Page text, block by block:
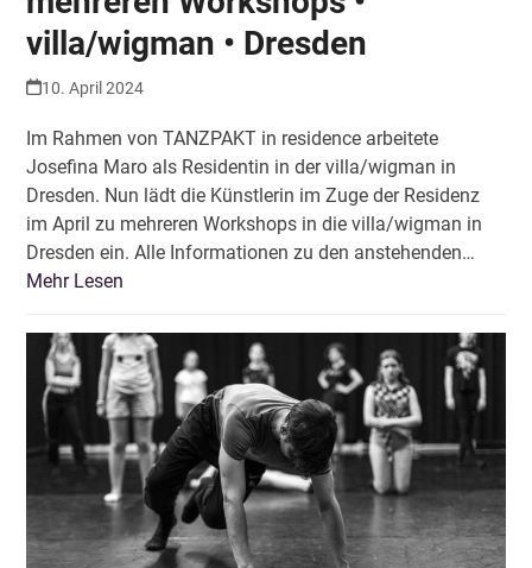
villa/wigman • Dresden
10. April 2024
Im Rahmen von TANZPAKT in residence arbeitete
Josefina Maro als Residentin in der villa/wigman in
Dresden. Nun lädt die Künstlerin im Zuge der Residenz
im April zu mehreren Workshops in die villa/wigman in
Dresden ein. Alle Informationen zu den anstehenden…
Mehr Lesen